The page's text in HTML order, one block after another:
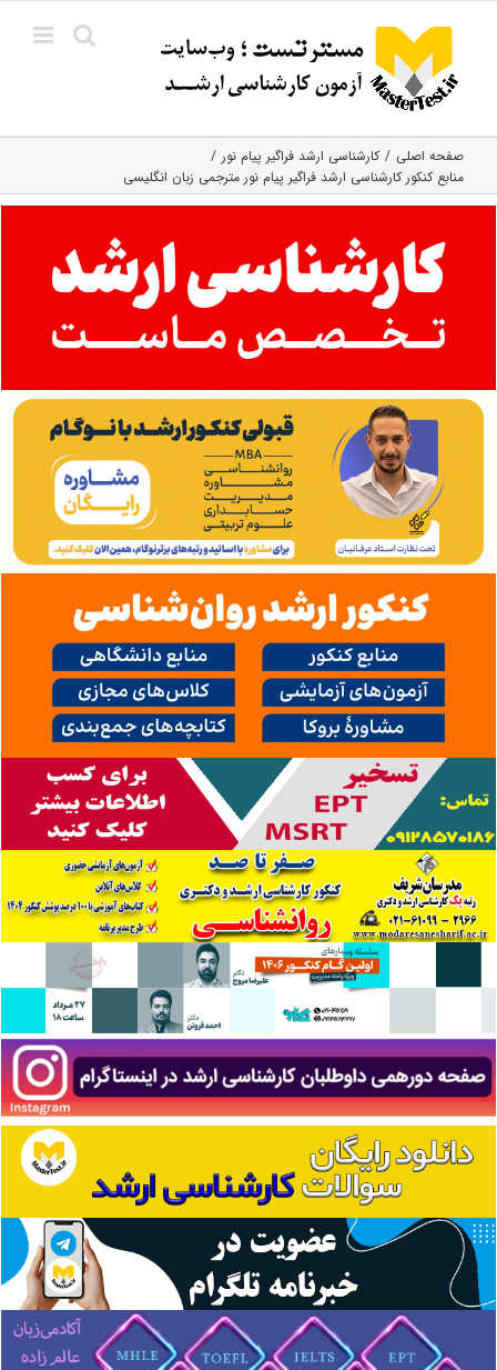
content
صفحه اصلی
کارشناسی ارشد فراگیر پیام نور
منابع کنکور کارشناسی ارشد فراگیر پیام نور مترجمی زبان انگلیسی